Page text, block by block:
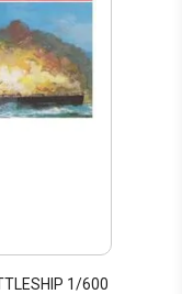
1/600